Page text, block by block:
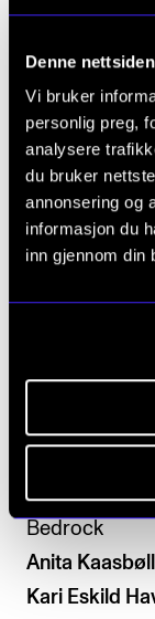
Denne
Vi bruker
personlig preg,
analysere
du bruker
annonsering og
informasjon du
inn gjennom din
Live Maria
Srrjei – sörj
Ingfrid Breie
2024
Bedrock -
Anita
Ingfrid Breie
Bedrock
Anita
Kari Eskild